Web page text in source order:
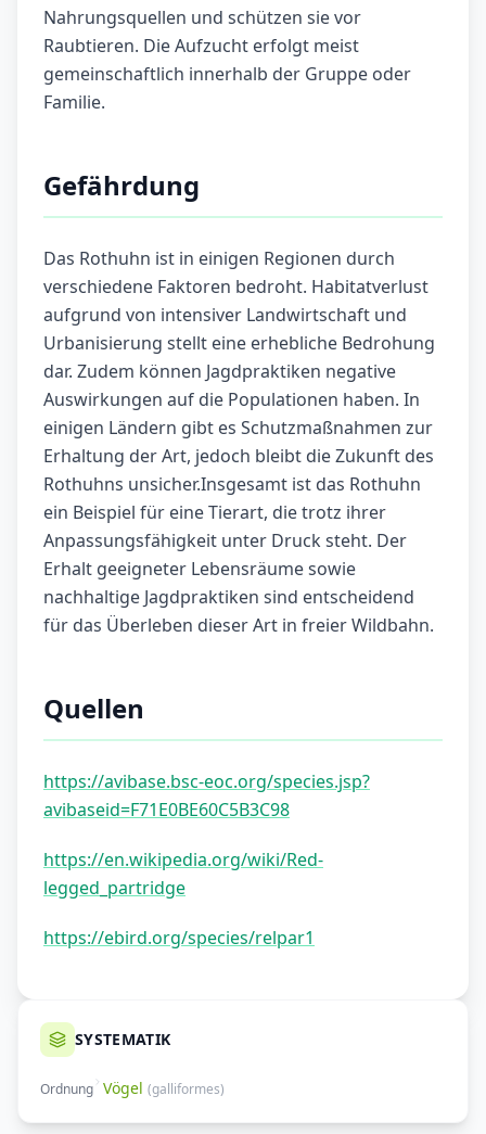
Nahrungsquellen und schützen sie vor
Raubtieren. Die Aufzucht erfolgt meist
gemeinschaftlich innerhalb der Gruppe oder
Familie.
Gefährdung
Das Rothuhn ist in einigen Regionen durch
verschiedene Faktoren bedroht. Habitatverlust
aufgrund von intensiver Landwirtschaft und
Urbanisierung stellt eine erhebliche Bedrohung
dar. Zudem können Jagdpraktiken negative
Auswirkungen auf die Populationen haben. In
einigen Ländern gibt es Schutzmaßnahmen zur
Erhaltung der Art, jedoch bleibt die Zukunft des
Rothuhns unsicher.Insgesamt ist das Rothuhn
ein Beispiel für eine Tierart, die trotz ihrer
Anpassungsfähigkeit unter Druck steht. Der
Erhalt geeigneter Lebensräume sowie
nachhaltige Jagdpraktiken sind entscheidend
für das Überleben dieser Art in freier Wildbahn.
Quellen
https://avibase.bsc-eoc.org/species.jsp?
avibaseid=F71E0BE60C5B3C98
https://en.wikipedia.org/wiki/Red-
legged_partridge
https://ebird.org/species/relpar1
SYSTEMATIK
Ordnung Vögel (galliformes)